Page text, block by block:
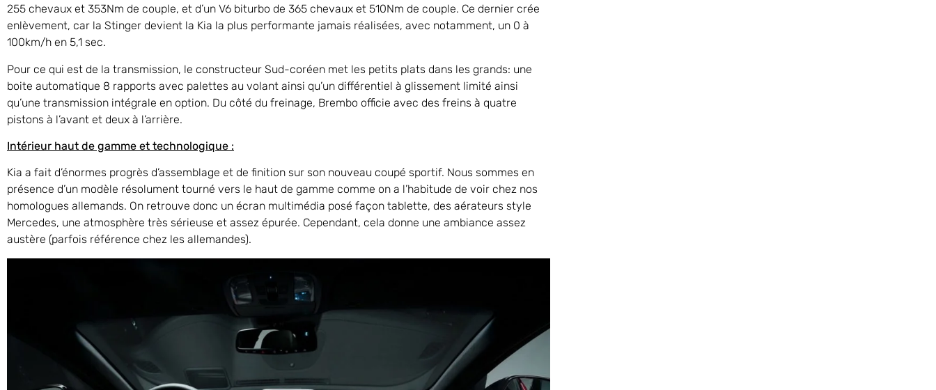
255 chevaux et 353Nm de couple, et d’un V6 biturbo de 365 chevaux et 510Nm de couple. Ce dernier crée
enlèvement, car la Stinger devient la Kia la plus performante jamais réalisées, avec notamment, un 0 à
100km/h en 5,1 sec.
Pour ce qui est de la transmission, le constructeur Sud-coréen met les petits plats dans les grands: une
boite automatique 8 rapports avec palettes au volant ainsi qu’un différentiel à glissement limité ainsi
qu’une transmission intégrale en option. Du côté du freinage, Brembo officie avec des freins à quatre
pistons à l’avant et deux à l’arrière.
Intérieur haut de gamme et technologique :
Kia a fait d’énormes progrès d’assemblage et de finition sur son nouveau coupé sportif. Nous sommes en
présence d’un modèle résolument tourné vers le haut de gamme comme on a l’habitude de voir chez nos
homologues allemands. On retrouve donc un écran multimédia posé façon tablette, des aérateurs style
Mercedes, une atmosphère très sérieuse et assez épurée. Cependant, cela donne une ambiance assez
austère (parfois référence chez les allemandes).